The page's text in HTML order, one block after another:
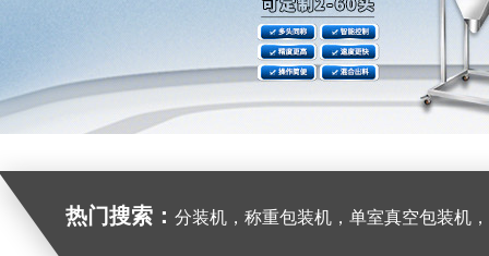
热门搜索： 分装机，称重包装机，单室真空包装机，双室真